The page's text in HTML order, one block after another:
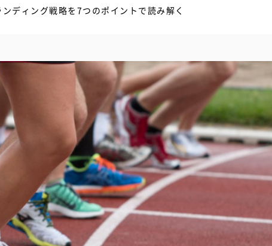
ディング戦略を7つのポイントで読み解く